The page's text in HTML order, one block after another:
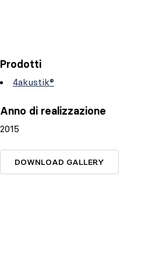
Prodotti
4akustik®
Anno di realizzazione
2015
DOWNLOAD GALLERY